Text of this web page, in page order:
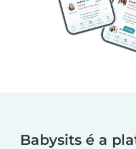
Babysits é a